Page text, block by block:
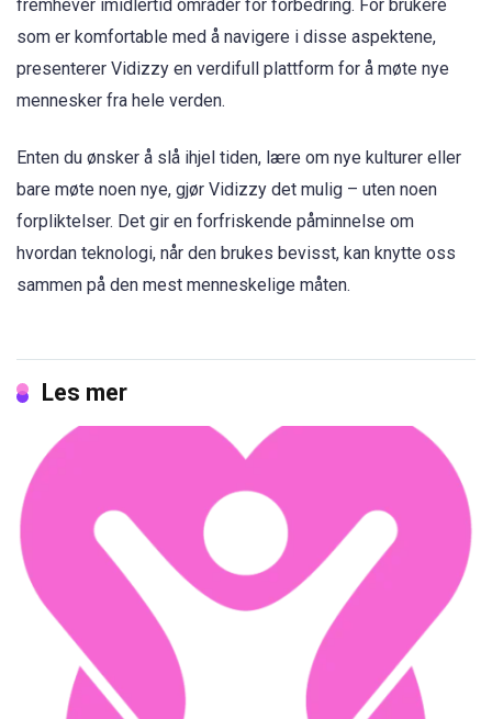
fremhever imidlertid områder for forbedring. For brukere
som er komfortable med å navigere i disse aspektene,
presenterer Vidizzy en verdifull plattform for å møte nye
mennesker fra hele verden.
Enten du ønsker å slå ihjel tiden, lære om nye kulturer eller
bare møte noen nye, gjør Vidizzy det mulig – uten noen
forpliktelser. Det gir en forfriskende påminnelse om
hvordan teknologi, når den brukes bevisst, kan knytte oss
sammen på den mest menneskelige måten.
Les mer